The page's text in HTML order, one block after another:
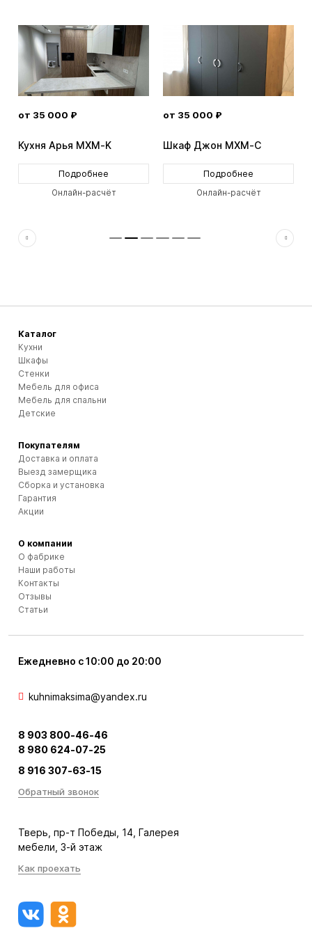
от 35 000 ₽
Кухня Арья MXM-K
Подробнее
Онлайн-расчёт
от 35 000 ₽
Шкаф Джон MXM-C
Подробнее
Онлайн-расчёт
Ежедневно с 10:00 до 20:00
kuhnimaksima@yandex.ru
8 903 800-46-46
8 980 624-07-25
8 916 307-63-15
Обратный звонок
Тверь, пр-т Победы, 14, Галерея
мебели, 3-й этаж
Как проехать
Каталог
Кухни
Шкафы
Стенки
Мебель для офиса
Мебель для спальни
Детские
Покупателям
Доставка и оплата
Выезд замерщика
Сборка и установка
Гарантия
Акции
О компании
О фабрике
Наши работы
Контакты
Отзывы
Статьи